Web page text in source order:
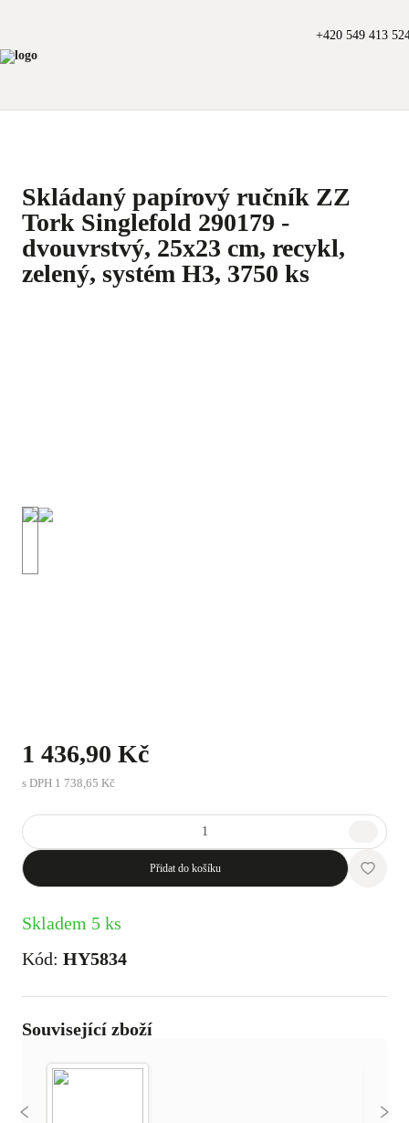
+420 549 413
Skládaný papírový ručník ZZ
Tork Singlefold 290179 -
dvouvrstvý, 25x23 cm, recykl,
zelený, systém H3, 3750 ks
1 436,90 Kč
s DPH 1 738,65 Kč
Přidat do košíku
Skladem 5 ks
Kód: HY5834
Související zboží